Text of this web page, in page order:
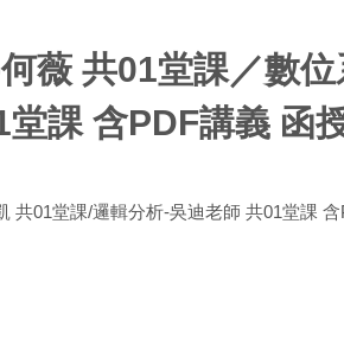
薇 共01堂課／數
課 含PDF講義 函
共01堂課/邏輯分析-吳迪老師 共01堂課